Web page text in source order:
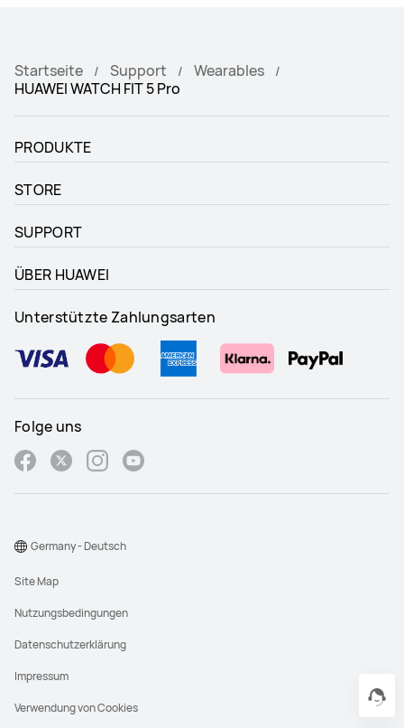
Startseite Support
Wearables
HUAWEI WATCH FIT 5 Pro
PRODUKTE
STORE
SUPPORT
ÜBER HUAWEI
Unterstützte Zahlungsarten
Folge uns
Site Map
Nutzungsbedingungen
Datenschutzerklärung
Impressum
Verwendung von Cookies
Germany - Deutsch